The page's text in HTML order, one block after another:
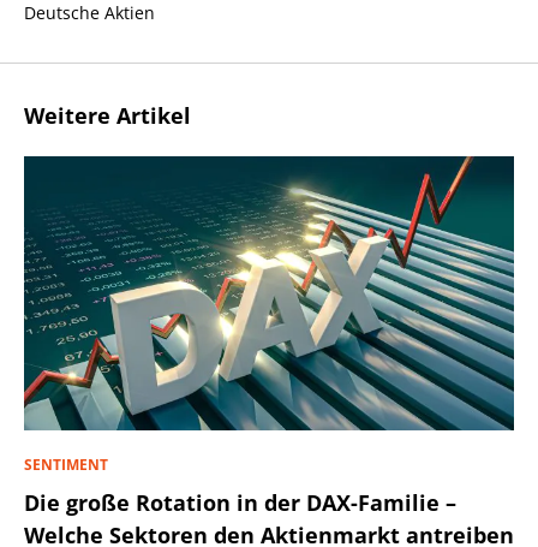
Deutsche Aktien
Weitere Artikel
SENTIMENT
Die große Rotation in der DAX-Familie –
Welche Sektoren den Aktienmarkt antreiben